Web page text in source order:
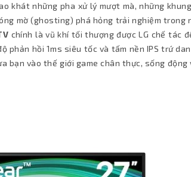
khát những pha xử lý mượt mà, những
mờ (ghosting) phá hỏng trải nghiệm trong
chính là vũ khí tối thượng được LG chế tác
phản hồi 1ms siêu tốc và tấm nền IPS trứ
bạn vào thế giới game chân thực, sống